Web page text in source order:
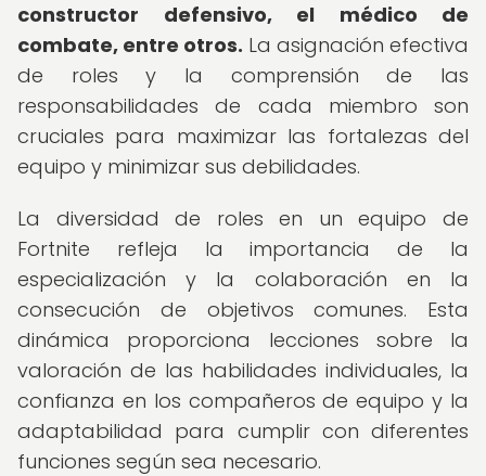
constructor defensivo, el médico de
combate, entre otros. La asignación efectiva
de roles y la comprensión de las
responsabilidades de cada miembro son
cruciales para maximizar las fortalezas del
equipo y minimizar sus debilidades.
La diversidad de roles en un equipo de
Fortnite refleja la importancia de la
especialización y la colaboración en la
consecución de objetivos comunes. Esta
dinámica proporciona lecciones sobre la
valoración de las habilidades individuales, la
confianza en los compañeros de equipo y la
adaptabilidad para cumplir con diferentes
funciones según sea necesario.